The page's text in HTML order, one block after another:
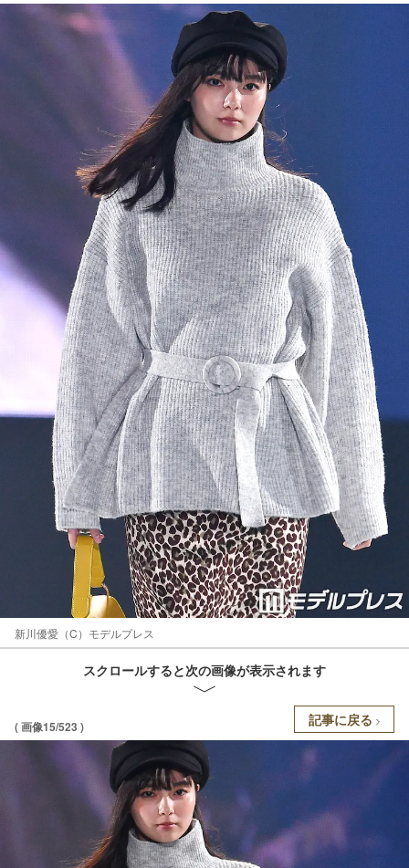
新川優愛（C）モデルプレス
スクロールすると次の画像が表示されます
( 画像15/523 ) 記事に戻る